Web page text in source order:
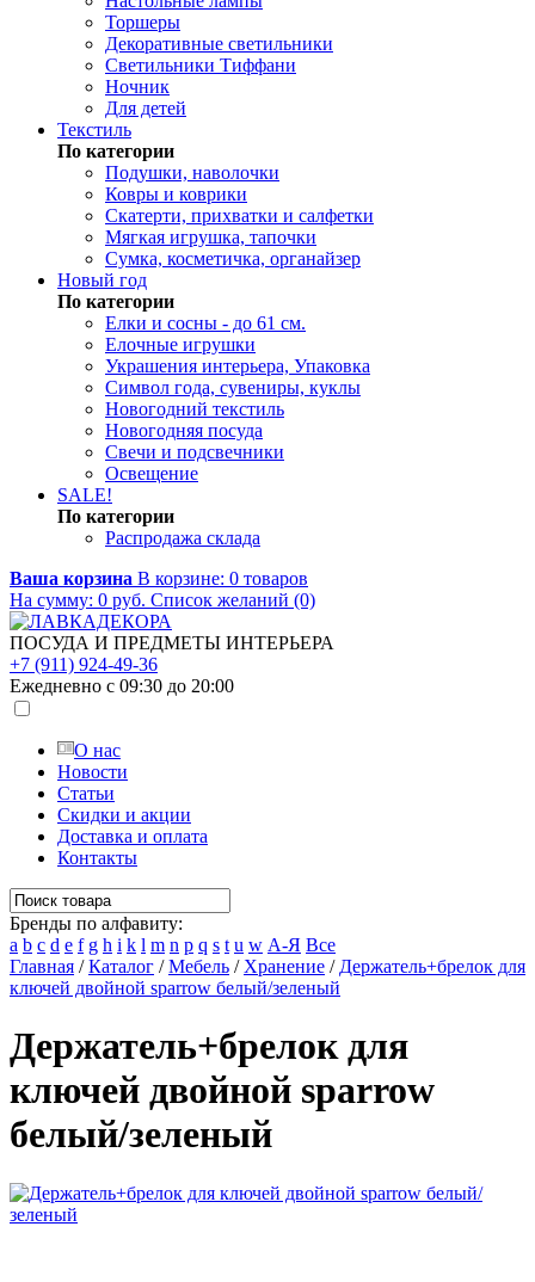
Торшеры
Декоративные светильники
Светильники Тиффани
Ночник
Для детей
Текстиль
По категории
Подушки, наволочки
Ковры и коврики
Скатерти, прихватки и салфетки
Мягкая игрушка, тапочки
Сумка, косметичка, органайзер
Новый год
По категории
Елки и сосны - до 61 см.
Елочные игрушки
Украшения интерьера, Упаковка
Символ года, сувениры, куклы
Новогодний текстиль
Новогодняя посуда
Свечи и подсвечники
Освещение
SALE!
По категории
Распродажа склада
Ваша корзина В корзине: 0 товаров
На сумму: 0 руб. Список желаний (0)
ПОСУДА И ПРЕДМЕТЫ ИНТЕРЬЕРА
+7 (911) 924-49-36
Ежедневно с 09:30 до 20:00
О нас
Новости
Статьи
Скидки и акции
Доставка и оплата
Контакты
Бренды по алфавиту:
a b c d e f g h i k l m n p q s t u w А-Я Все
Главная /Каталог /Мебель / Хранение / Держатель+брелок для
ключей двойной sparrow белый/зеленый
Держатель+брелок для
ключей двойной sparrow
белый/зеленый